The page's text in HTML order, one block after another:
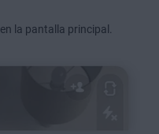
en la pantalla principal.